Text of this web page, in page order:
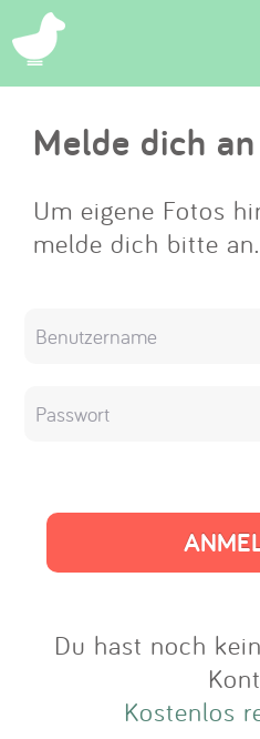
App
Melde dich an
Um eigene Fotos
melde dich bitte an.
Du hast noch
Kostenlos